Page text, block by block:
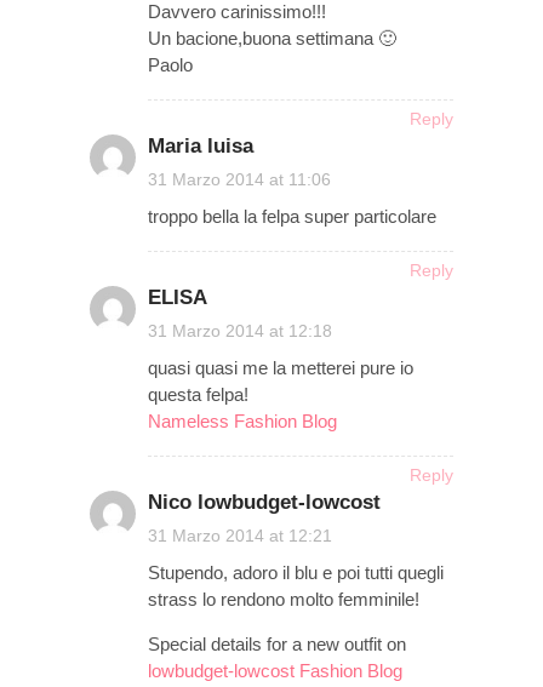
Davvero carinissimo!!!
Un bacione,buona settimana 🙂
Paolo
Reply
Maria luisa
31 Marzo 2014 at 11:06
troppo bella la felpa super particolare
Reply
ELISA
31 Marzo 2014 at 12:18
quasi quasi me la metterei pure io
questa felpa!
Nameless Fashion Blog
Reply
Nico lowbudget-lowcost
31 Marzo 2014 at 12:21
Stupendo, adoro il blu e poi tutti quegli
strass lo rendono molto femminile!
Special details for a new outfit on
lowbudget-lowcost Fashion Blog